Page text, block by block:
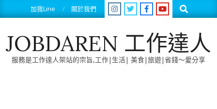
to
加我Line 關於我們 Search
JOBDAREN 工作達人
服務是工作達人架站的宗旨,工作|生活| 美食|旅遊|省錢～愛分享